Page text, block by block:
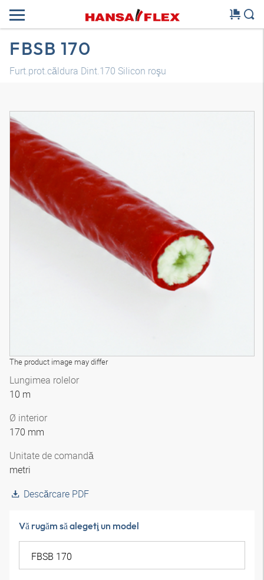
FBSB 170
Furt.prot.căldura Dint.170 Silicon roşu
The product image may differ
Lungimea rolelor
10 m
Ø interior
170 mm
Unitate de comandă
metri
Descărcare PDF
Vă rugăm să alegeţi un model